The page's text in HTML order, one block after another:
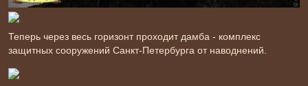
Теперь через весь горизонт проходит дамба - комплекс
защитных сооружений Санкт-Петербурга от наводнений.